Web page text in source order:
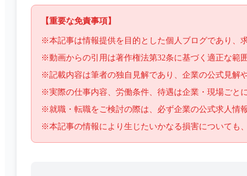
【重要な免責事項】
※本記事は情報提供を目的とした個人ブログであり、
※動画からの引用は著作権法第32条に基づく適正な範
※記載内容は筆者の独自見解であり、企業の公式見解
※実際の仕事内容、労働条件、待遇は企業・現場ごと
※就職・転職をご検討の際は、必ず企業の公式求人情
※本記事の情報により生じたいかなる損害についても